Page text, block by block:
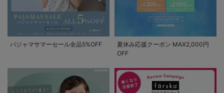
パジャマサマーセール全品5%OFF
夏休み応援クーポン MAX2,000円
OFF